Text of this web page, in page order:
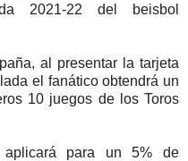
2021-22 del beisbol
al presentar la tarjeta
el fanático obtendrá un
10 juegos de los Toros
aplicará para un 5% de